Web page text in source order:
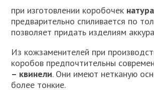
при изготовлении коробочек
предварительно спиливается по
позволяет придать изделиям
Из кожзаменителей при
коробов предпочтительны
– квинели. Они имеют нетканую
более тонкие.